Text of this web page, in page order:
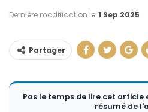
Dernière modification le 1 Sep 2025
Partager
Pas le temps de lire cet article
résumé de